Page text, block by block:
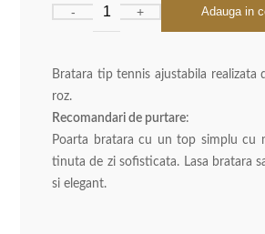
Adauga in
Bratara tip tennis ajustabila
roz.
Recomandari de purtare:
Poarta bratara cu un top simplu cu
tinuta de zi sofisticata. Lasa bratara
si elegant.